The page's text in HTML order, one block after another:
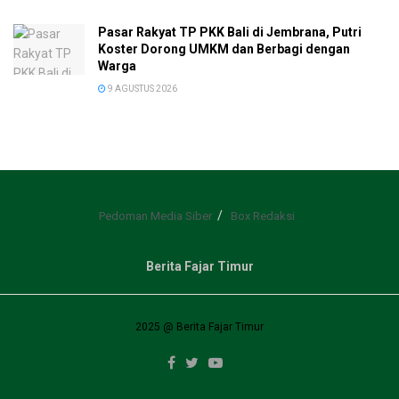
Pasar Rakyat TP PKK Bali di Jembrana, Putri
Koster Dorong UMKM dan Berbagi dengan
Warga
9 AGUSTUS 2026
Pedoman Media Siber Box Redaksi
Berita Fajar Timur
2025 @ Berita Fajar Timur